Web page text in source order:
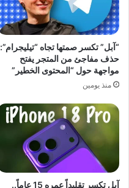
“آبل” تكسر صمتها تجاه “تيليجرام”:
حذف مفاجئ من المتجر يفتح
مواجهة حول “المحتوى الخطير”
منذ يومين
آبل تكسر تقليداً عمره 15 عاماً..